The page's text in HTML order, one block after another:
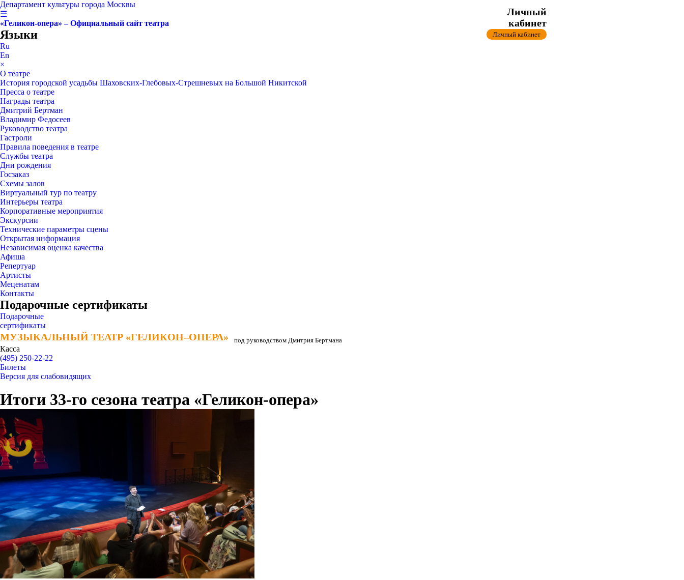
Департамент культуры города Москвы
☰
«Геликон-опера» – Официальный сайт театра
Языки
Ru
En
×
О театре
История городской усадьбы Шаховских-Глебовых-Стрешневых на Большой Никитской
Пресса о театре
Награды театра
Дмитрий Бертман
Владимир Федосеев
Руководство театра
Гастроли
Правила поведения в театре
Службы театра
Дни рождения
Госзаказ
Схемы залов
Виртуальный тур по театру
Интерьеры театра
Корпоративные мероприятия
Экскурсии
Технические параметры сцены
Открытая информация
Независимая оценка качества
Афиша
Репертуар
Артисты
Меценатам
Контакты
Подарочные сертификаты
Подарочные
сертификаты
МУЗЫКАЛЬНЫЙ ТЕАТР «ГЕЛИКОН–ОПЕРА»
МУЗЫКАЛЬНЫЙ ТЕАТР «ГЕЛИКОН–ОПЕРА» под руководством Дмитрия Бертмана
Касса
(495) 250-22-22
Личный
кабинет
Личный кабинет
Билеты
Версия для слабовидящих
Итоги 33-го сезона театра «Геликон-опера»